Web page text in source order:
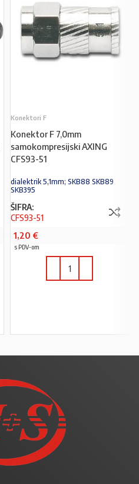
Konektori F
Konektor F 7,0mm
samokompresijski AXING
CFS93-51
dialektrik 5,1mm; SKB88 SKB89
SKB395
ŠIFRA:
CFS93-51
1,20 €
s PDV-om